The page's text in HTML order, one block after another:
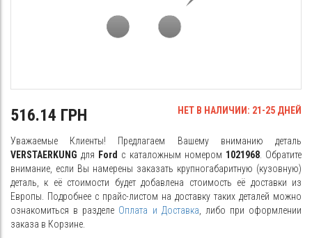
516.14 ГРН НЕТ В НАЛИЧИИ: 21-25 ДНЕЙ
Уважаемые Клиенты! Предлагаем Вашему вниманию деталь
VERSTAERKUNG для Ford с каталожным номером 1021968. Обратите
внимание, если Вы намерены заказать крупногабаритную (кузовную)
деталь, к её стоимости будет добавлена стоимость её доставки из
Европы. Подробнее с прайс-листом на доставку таких деталей можно
ознакомиться в разделе Оплата и Доставка , либо при оформлении
заказа в Корзине.